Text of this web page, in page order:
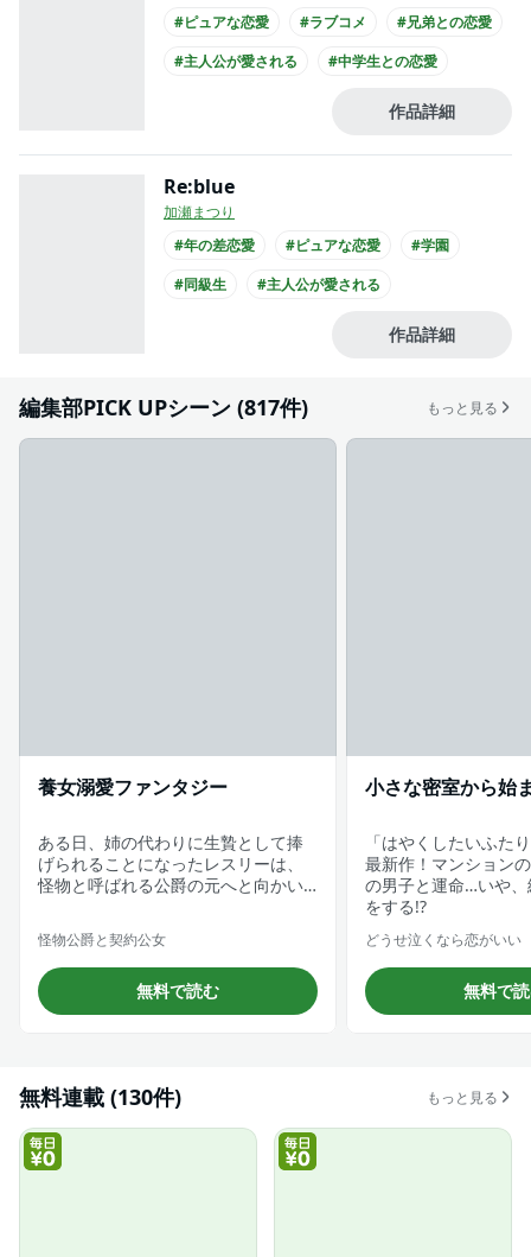
#ピュアな恋愛
#ラブコメ
#兄弟との恋愛
#主人公が愛される
#中学生との恋愛
#主人公が10代女性
作品詳細
Re:blue
加瀬まつり
#年の差恋愛
#ピュアな恋愛
#学園
#同級生
#主人公が愛される
#爽やかイケメン
#主人公が高校生
作品詳細
編集部PICK UPシーン (817件) もっと見る
養女溺愛ファンタジー
ある日、姉の代わりに生贄として捧
げられることになったレスリーは、
怪物と呼ばれる公爵の元へと向かい…
怪物公爵と契約公女
無料で読む
小さな密室から始
「はやくしたいふた
最新作！マンション
の男子と運命…いや
をする!?
どうせ泣くなら恋がいい
無料で
無料連載 (130件) もっと見る